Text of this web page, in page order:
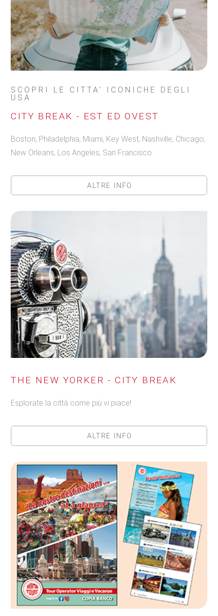
SCOPRI LE CITTA' ICONICHE DEGLI
USA
CITY BREAK - EST ED OVEST
Boston, Philadelphia, Miami, Key West, Nashville, Chicago,
New Orleans, Los Angeles, San Francisco
ALTRE INFO
THE NEW YORKER - CITY BREAK
Esplorate la città come più vi piace!
ALTRE INFO